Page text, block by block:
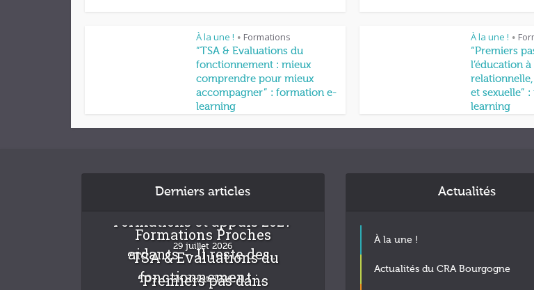
À la une ! • Formations
“TSA & Evaluations du
fonctionnement : mieux
comprendre pour mieux
accompagner” : formation e-
learning
À la une ! •
“Premiers
l’éducation
et sexuelle”
learning
Derniers articles
Formations et appuis 2027
29 juillet 2026
Formations Proches
aidants – Il reste des...
24 juillet 2026
“TSA & Evaluations du
fonctionnement :...
“Premiers pas dans
Actualités
À la une !
Actualités du CRA Bourgogne